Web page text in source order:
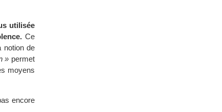
utilisée
Ce
notion de
» permet
moyens
encore